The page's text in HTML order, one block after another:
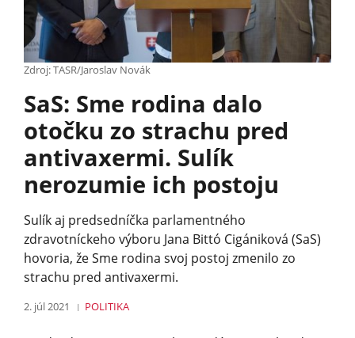
Zdroj: TASR/Jaroslav Novák
SaS: Sme rodina dalo
otočku zo strachu pred
antivaxermi. Sulík
nerozumie ich postoju
Sulík aj predsedníčka parlamentného
zdravotníckeho výboru Jana Bittó Cigániková (SaS)
hovoria, že Sme rodina svoj postoj zmenilo zo
strachu pred antivaxermi.
2. júl 2021 POLITIKA